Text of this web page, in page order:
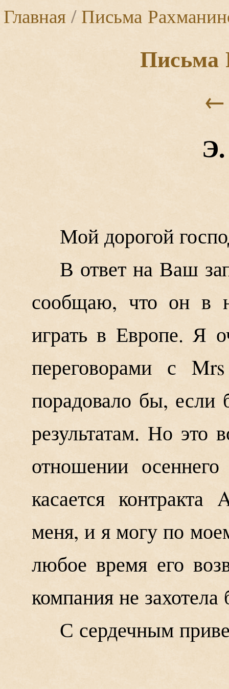
Главная/Письма
Письма
←
Мой дорогой
В ответ на Ваш
сообщаю, что он в
играть в Европе. Я
переговорами с
порадовало бы,
результатам. Но это
отношении
касается
меня, и я могу по
любое время его
компания не
С сердечным